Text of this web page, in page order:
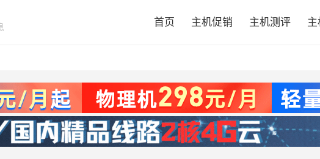
首页 主机促销 主机测评